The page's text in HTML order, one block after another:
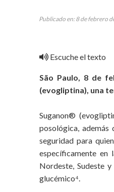
Publicado en: 8 de febrero
Escuche el texto
São Paulo, 8 de
(evogliptina), una
Suganon®
posológica,
seguridad para
específicamente en
Nordeste, Sudeste
glucémico⁴.